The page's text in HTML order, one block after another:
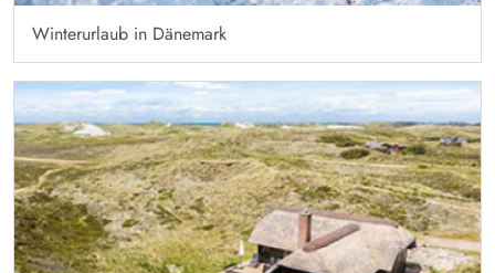
Winterurlaub in Dänemark